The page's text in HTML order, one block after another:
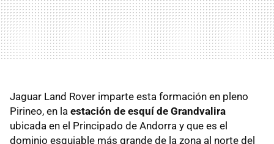
Jaguar Land Rover imparte esta formación en pleno
Pirineo, en la estación de esquí de Grandvalira
ubicada en el Principado de Andorra y que es el
dominio esquiable más grande de la zona al norte del